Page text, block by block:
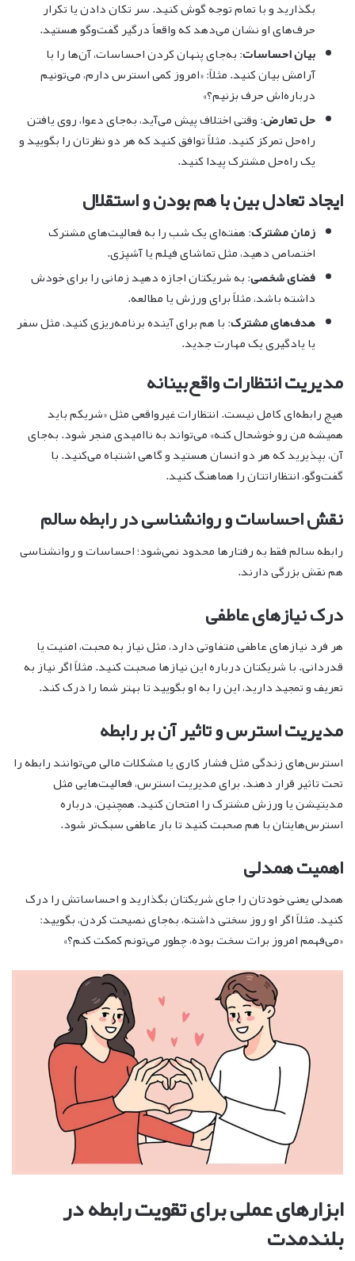
بگذارید و با تمام توجه گوش کنید. سر تکان دادن یا تکرار
حرف‌های او نشان می‌دهد که واقعاً درگیر گفت‌وگو هستید.
بیان احساسات: به‌جای پنهان کردن احساسات، آن‌ها را با
آرامش بیان کنید. مثلاً: «امروز کمی استرس دارم، می‌تونیم
درباره‌اش حرف بزنیم؟»
حل تعارض: وقتی اختلاف پیش می‌آید، به‌جای دعوا، روی یافتن
راه‌حل تمرکز کنید. مثلاً توافق کنید که هر دو نظرتان را بگویید و
یک راه‌حل مشترک پیدا کنید.
ایجاد تعادل بین با هم بودن و استقلال
زمان مشترک: هفته‌ای یک شب را به فعالیت‌های مشترک
اختصاص دهید، مثل تماشای فیلم یا آشپزی.
فضای شخصی: به شریکتان اجازه دهید زمانی را برای خودش
داشته باشد، مثلاً برای ورزش یا مطالعه.
هدف‌های مشترک: با هم برای آینده برنامه‌ریزی کنید، مثل سفر
یا یادگیری یک مهارت جدید.
مدیریت انتظارات واقع‌بینانه
هیچ رابطه‌ای کامل نیست. انتظارات غیرواقعی مثل «شریکم باید
همیشه من رو خوشحال کنه» می‌تواند به ناامیدی منجر شود. به‌جای
آن، بپذیرید که هر دو انسان هستید و گاهی اشتباه می‌کنید. با
گفت‌وگو، انتظاراتتان را هماهنگ کنید.
نقش احساسات و روانشناسی در رابطه سالم
رابطه سالم فقط به رفتارها محدود نمی‌شود؛ احساسات و روانشناسی
هم نقش بزرگی دارند.
درک نیازهای عاطفی
هر فرد نیازهای عاطفی متفاوتی دارد، مثل نیاز به محبت، امنیت یا
قدردانی. با شریکتان درباره این نیازها صحبت کنید. مثلاً اگر نیاز به
تعریف و تمجید دارید، این را به او بگویید تا بهتر شما را درک کند.
مدیریت استرس و تاثیر آن بر رابطه
استرس‌های زندگی مثل فشار کاری یا مشکلات مالی می‌توانند رابطه را
تحت تاثیر قرار دهند. برای مدیریت استرس، فعالیت‌هایی مثل
مدیتیشن یا ورزش مشترک را امتحان کنید. همچنین، درباره
استرس‌هایتان با هم صحبت کنید تا بار عاطفی سبک‌تر شود.
اهمیت همدلی
همدلی یعنی خودتان را جای شریکتان بگذارید و احساساتش را درک
کنید. مثلاً اگر او روز سختی داشته، به‌جای نصیحت کردن، بگویید:
«می‌فهمم امروز برات سخت بوده، چطور می‌تونم کمکت کنم؟»
ابزارهای عملی برای تقویت رابطه در
بلندمدت